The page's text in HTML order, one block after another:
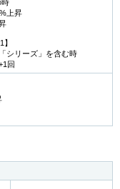
時
上昇
シリーズ」を含む時
回